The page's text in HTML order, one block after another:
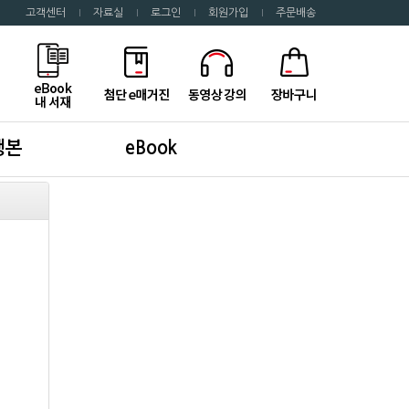
고객센터 자료실 로그인 회원가입 주문배송
본 eBook